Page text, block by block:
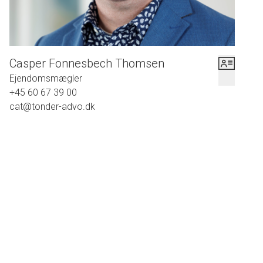
Kort og godt: bestil en fremvisning af denne dejlige villa, og tag derefter
familien under armen og sæt kursen mod Fuglekvarteret - vi glæder os til at
Mojn og velkommen til Mågen 10, 6270 Tønder.
Kontakt venligst Advokatfirmaet Karen Marie & Anders C. Hansen på tlf.:
7472 3900 eller 6067 3900 for fremvisning eller yderligere oplysninger.
Casper Fonnesbech Thomsen
Ejendomsmægler
+45 60 67 39 00
cat@tonder-advo.dk